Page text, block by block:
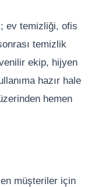
ev temizliği, ofis
temizlik
ekip, hijyen
hazır hale
hemen
müşteriler için